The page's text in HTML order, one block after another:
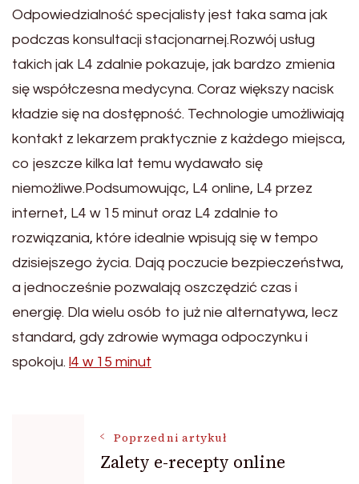
Odpowiedzialność specjalisty jest taka sama jak
podczas konsultacji stacjonarnej.Rozwój usług
takich jak L4 zdalnie pokazuje, jak bardzo zmienia
się współczesna medycyna. Coraz większy nacisk
kładzie się na dostępność. Technologie umożliwiają
kontakt z lekarzem praktycznie z każdego miejsca,
co jeszcze kilka lat temu wydawało się
niemożliwe.Podsumowując, L4 online, L4 przez
internet, L4 w 15 minut oraz L4 zdalnie to
rozwiązania, które idealnie wpisują się w tempo
dzisiejszego życia. Dają poczucie bezpieczeństwa,
a jednocześnie pozwalają oszczędzić czas i
energię. Dla wielu osób to już nie alternatywa, lecz
standard, gdy zdrowie wymaga odpoczynku i
spokoju. l4 w 15 minut
NawigacjaPoprzedni artykuł
Zalety e-recepty online